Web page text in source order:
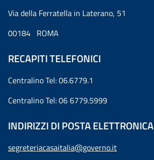
Via della Ferratella in Laterano, 51
00184 ROMA
RECAPITI TELEFONICI
Centralino Tel: 06.6779.1
Centralino Tel: 06 6779.5999
INDIRIZZI DI POSTA ELETTRONICA
segreteriacasaitalia@governo.it